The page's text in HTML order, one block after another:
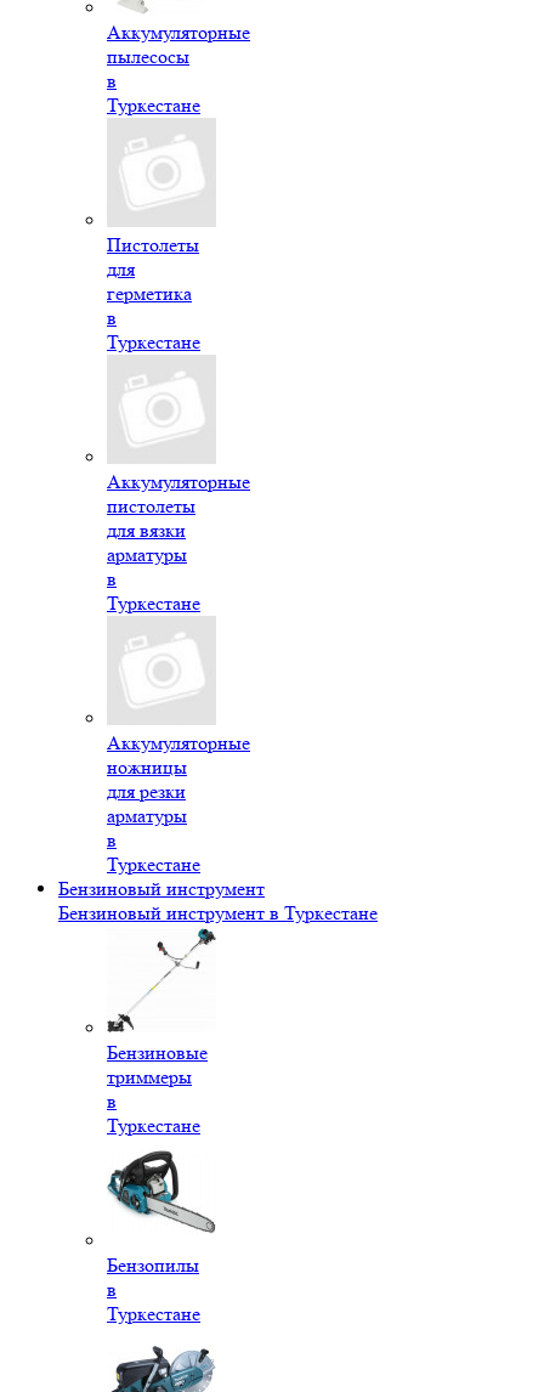
Аккумуляторные
пылесосы
в
Туркестане
Пистолеты
для
герметика
в
Туркестане
Аккумуляторные
пистолеты
для вязки
арматуры
в
Туркестане
Аккумуляторные
ножницы
для резки
арматуры
в
Туркестане
Бензиновый инструмент
Бензиновый инструмент в Туркестане
Бензиновые
триммеры
в
Туркестане
Бензопилы
в
Туркестане